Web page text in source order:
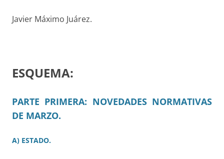
Javier Máximo Juárez.
ESQUEMA:
PARTE PRIMERA: NOVEDADES NORMATIVAS
DE MARZO.
A) ESTADO.